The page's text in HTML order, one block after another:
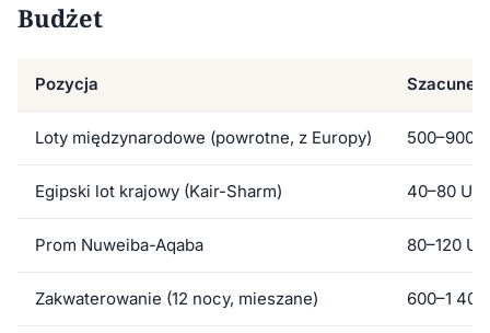
Budżet
Pozycja Szacunek
Loty międzynarodowe (powrotne, z Europy) 500–900
Egipski lot krajowy (Kair-Sharm) 40–80
Prom Nuweiba-Aqaba 80–120
Zakwaterowanie (12 nocy, mieszane) 600–1